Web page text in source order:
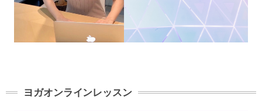
ヨガオンラインレッスン